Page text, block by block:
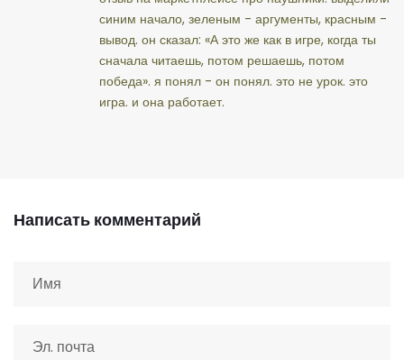
синим начало, зеленым - аргументы, красным -
вывод. он сказал: «А это же как в игре, когда ты
сначала читаешь, потом решаешь, потом
победа». я понял - он понял. это не урок. это
игра. и она работает.
Написать комментарий